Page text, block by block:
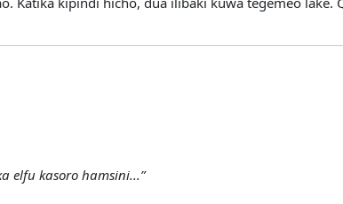
elfu kasoro hamsini...”